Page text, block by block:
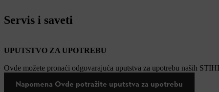
Servis i saveti
UPUTSTVO ZA UPOTREBU
Ovde možete pronaći odgovarajuća uputstva za upotrebu naših
Napomena Ovde potražite uputstva za upotrebu